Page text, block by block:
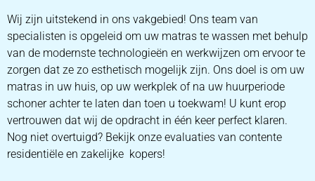
Wij zijn uitstekend in ons vakgebied! Ons team van
specialisten is opgeleid om uw matras te wassen met behulp
van de modernste technologieën en werkwijzen om ervoor te
zorgen dat ze zo esthetisch mogelijk zijn. Ons doel is om uw
matras in uw huis, op uw werkplek of na uw huurperiode
schoner achter te laten dan toen u toekwam! U kunt erop
vertrouwen dat wij de opdracht in één keer perfect klaren.
Nog niet overtuigd? Bekijk onze evaluaties van contente
residentiële en zakelijke kopers!